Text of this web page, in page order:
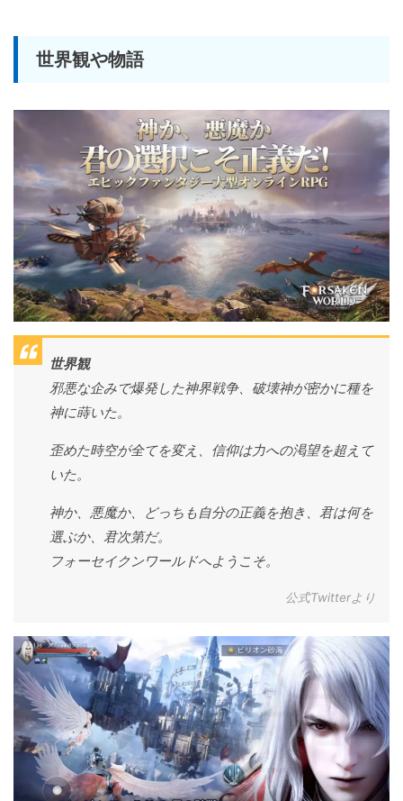
世界観や物語
世界観
邪悪な企みで爆発した神界戦争、破壊神が密かに種を
神に蒔いた。
歪めた時空が全てを変え、信仰は力への渇望を超えて
いた。
神か、悪魔か、どっちも自分の正義を抱き、君は何を
選ぶか、君次第だ。
フォーセイクンワールドへようこそ。
公式Twitterより